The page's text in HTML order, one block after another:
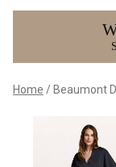
Deezy
pants
Home Beaumont